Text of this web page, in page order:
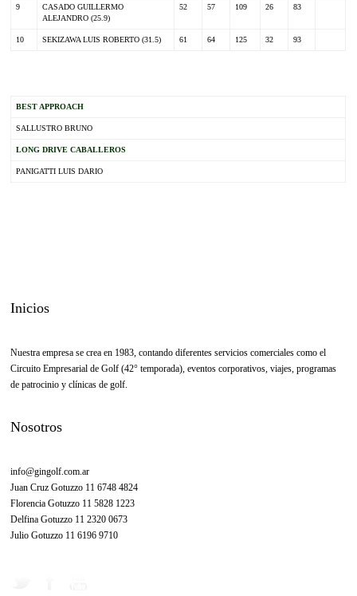
9
CASADO GUILLERMO
ALEJANDRO (25.9)
52 57 109 26 83
10 SEKIZAWA LUIS ROBERTO (31.5) 61 64 125 32 93
BEST APPROACH
SALLUSTRO BRUNO
LONG DRIVE CABALLEROS
PANIGATTI LUIS DARIO
Inicios
Nuestra empresa se crea en 1983, contando diferentes servicios comerciales como el
Circuito Empresarial de Golf (42° temporada), eventos corporativos, viajes, programas
de patrocinio y clínicas de golf.
Nosotros
info@gingolf.com.ar
Juan Cruz Gotuzzo 11 6748 4824
Florencia Gotuzzo 11 5828 1223
Delfina Gotuzzo 11 2320 0673
Julio Gotuzzo 11 6196 9710